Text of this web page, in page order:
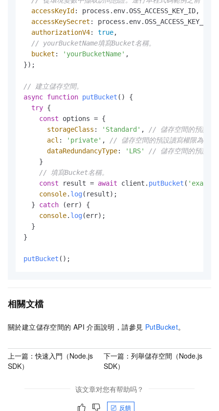
accessKeyId : process. env.OSS_ACCESS_KEY_ID,
accessKeySecret : process. env.
authorizationV4: true,
// yourBucketName填寫Bucket名稱。
bucket : 'yourBucketName' ,
});
// 建立儲存空間。
async function putBucket ( ) {
try {
const options = {
storageClass : 'Standard' , // 儲存空間的預設儲
acl : 'private' , // 儲存空間的預設讀寫權限為私
dataRedundancyType: 'LRS'
// 儲存空間的預設資
    }
// 填寫Bucket名稱。
const result = await client. putBucket (
console. log(result);
  }
catch (err) {
console. log(err);
  }
}
putBucket ();
相關文檔
關於建立儲存空間的 API 介面說明，請參見 PutBucket。
上一篇：快速入門（Node.js
SDK）
下一篇： 列舉儲存空間（Node.js
SDK）
该文章对您有帮助吗？
反饋